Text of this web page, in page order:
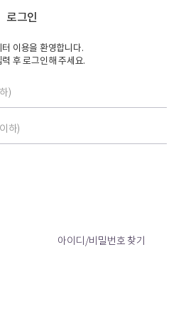
로그인
이용을 환영합니다.
후 로그인해 주세요.
아이디/비밀번호 찾기